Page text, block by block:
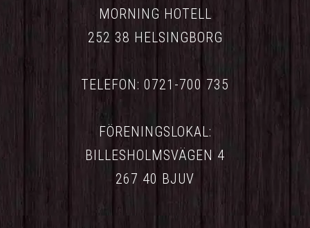
MORNING HOTELL
252 38 HELSINGBORG
TELEFON: 0721-700 735
FÖRENINGSLOKAL:
BILLESHOLMSVÄGEN 4
267 40 BJUV